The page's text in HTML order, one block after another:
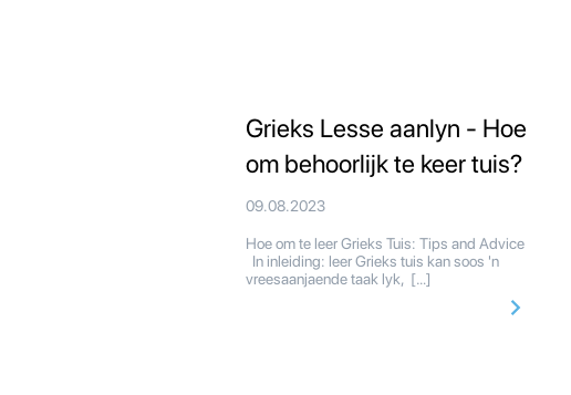
Grieks Lesse aanlyn - Hoe
om behoorlijk te keer tuis?
09.08.2023
Hoe om te leer Grieks Tuis: Tips and Advice
In inleiding: leer Grieks tuis kan soos 'n
vreesaanjaende taak lyk, […]